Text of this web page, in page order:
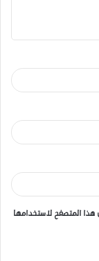
المتصفح لاستخدامها